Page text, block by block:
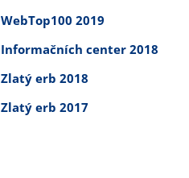
WebTop100 2019
Informačních center 2018
Zlatý erb 2018
Zlatý erb 2017